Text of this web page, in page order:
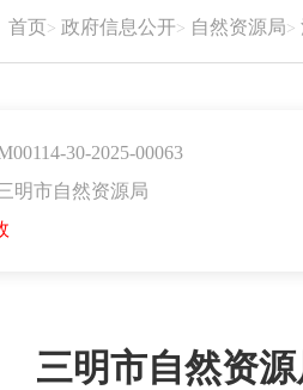
首页 政府信息公开 自然资源局
30-2025-00063
明市自然资源局
三明市自然资